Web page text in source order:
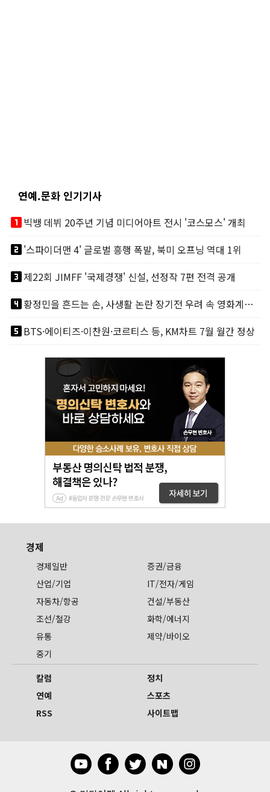
연예.문화 인기기사
looks_one빅뱅 데뷔 20주년 기념 미디어아트 전시 '코스모스' 개최
looks_two'스파이더맨 4' 글로벌 흥행 폭발, 북미 오프닝 역대 1위
looks_3제22회 JIMFF '국제경쟁' 신설, 선정작 7편 전격 공개
looks_4
황정민을 흔드는 손, 사생활 논란 장기전 우려 속 영화계도 리스크
looks_5BTS·에이티즈·이찬원·코르티스 등, KM차트 7월 월간 정상
경제
경제일반
증권/금융
산업/기업
IT/전자/게임
자동차/항공
건설/부동산
조선/철강
화학/에너지
유통
제약/바이오
중기
칼럼
정치
연예
스포츠
RSS
사이트맵